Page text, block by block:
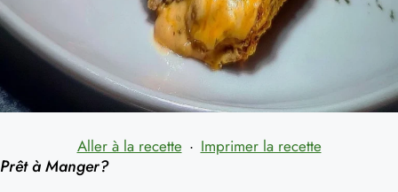
Aller à la recette · Imprimer la recette
Prêt à Manger?